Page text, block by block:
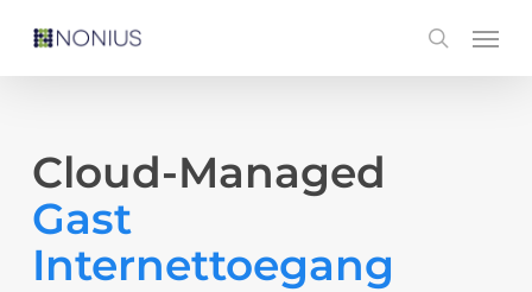
search
Menu
Cloud-Managed
Gast
Internettoegang